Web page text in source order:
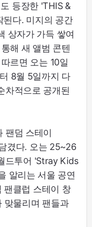
등장한 'THIS &
된다. 미지의 공간
상자가 가득 쌓여
해 새 앨범 콘텐
르면 오는 10일
8월 5일까지 다
차적으로 공개된
팬덤 스테이
겼다. 오는 25~26
드투어 'Stray Kids
알리는 서울 공연
팬클럽 스테이 창
맞물리며 팬들과